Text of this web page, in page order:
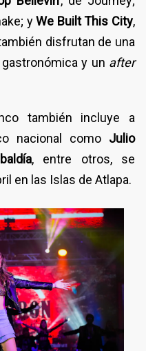
yWe Built This City,
disfrutan de una
y un after
también incluye a
nacional como Julio
, entre otros, se
en las Islas de Atlapa.